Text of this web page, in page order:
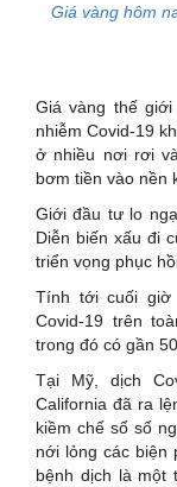
Giá vàng hôm
Giá vàng thế
nhiễm Covid-19
ở nhiều nơi rơi
bơm tiền vào nền
Giới đầu tư lo
Diễn biến xấu đi
triển vọng phục
Tính tới cuối giờ
Covid-19 trên
trong đó có gần
Tại Mỹ, dịch
California đã ra
kiềm chế số số
nới lỏng các biện
bệnh dịch là một